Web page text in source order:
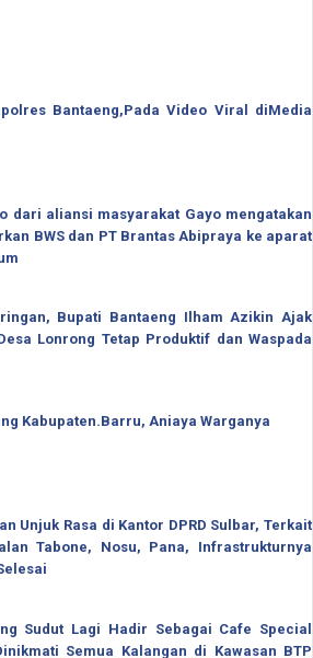
Bantaeng,Pada Video Viral diMedia
dari aliansi masyarakat Gayo mengatakan
BWS dan PT Brantas Abipraya ke aparat
Bupati Bantaeng Ilham Azikin Ajak
Lonrong Tetap Produktif dan Waspada
Kabupaten.Barru, Aniaya Warganya
Unjuk Rasa di Kantor DPRD Sulbar, Terkait
Tabone, Nosu, Pana, Infrastrukturnya
Sudut Lagi Hadir Sebagai Cafe Special
Semua Kalangan di Kawasan BTP